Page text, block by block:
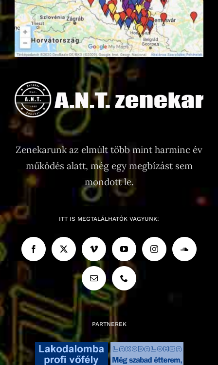
Zenekarunk az elmúlt több mint harminc év
működés alatt, még egy megbízást sem
mondott le.
ITT IS MEGTALÁLHATÓK VAGYUNK:
PARTNEREK